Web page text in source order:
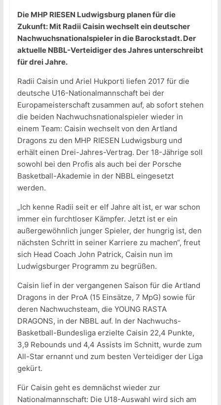
Die MHP RIESEN Ludwigsburg planen für die
Zukunft: Mit Radii Caisin wechselt ein deutscher
Nachwuchsnationalspieler in die Barockstadt. Der
aktuelle NBBL-Verteidiger des Jahres unterschreibt
für drei Jahre.
Radii Caisin und Ariel Hukporti liefen 2017 für die
deutsche U16-Nationalmannschaft bei der
Europameisterschaft zusammen auf, ab sofort stehen
die beiden Nachwuchsnationalspieler wieder in
einem Team: Caisin wechselt von den Artland
Dragons zu den MHP RIESEN Ludwigsburg und
erhält einen Drei-Jahres-Vertrag. Der 18-Jährige soll
sowohl bei den Profis als auch bei der Porsche
Basketball-Akademie in der NBBL eingesetzt
werden.
„Ich kenne Radii seit er elf Jahre alt ist, er war schon
immer ein furchtloser Kämpfer. Jetzt ist er ein
außergewöhnlich junger Spieler, der hungrig ist, den
nächsten Schritt in seiner Karriere zu machen“, freut
sich Head Coach John Patrick, Caisin nun im
Ludwigsburger Programm zu begrüßen.
Caisin lief in der vergangenen Saison für die Artland
Dragons in der ProA (15 Einsätze, 7 MpG) sowie für
deren Nachwuchsteam, die YOUNG RASTA
DRAGONS, in der NBBL auf. In der Nachwuchs-
Basketball-Bundesliga erzielte Caisin 22,4 Punkte,
3,9 Rebounds und 4,4 Assists im Schnitt, wurde zum
All-Star ernannt und zum besten Verteidiger der Liga
gekürt.
Für Caisin geht es demnächst wieder zur
Nationalmannschaft: Die U18-Auswahl wird sich am